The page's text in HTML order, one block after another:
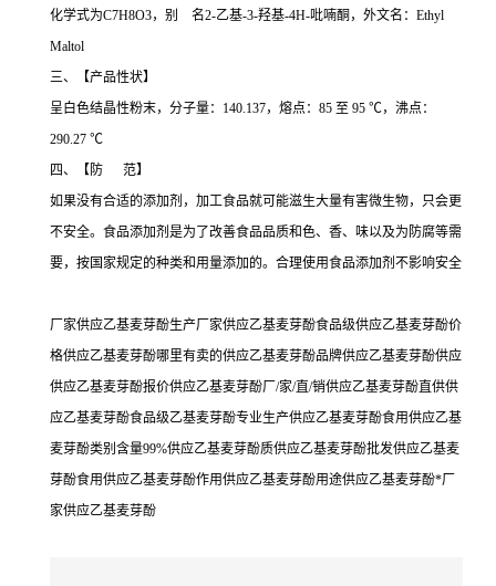
化学式为C7H8O3，别 名2-乙基-3-羟基-4H-吡喃酮，外文名：Ethyl
Maltol
三、【产品性状】
呈白色结晶性粉末，分子量：140.137，熔点：85 至 95 ℃，沸点：
290.27 ℃
四、【防 范】
如果没有合适的添加剂，加工食品就可能滋生大量有害微生物，只会更
不安全。食品添加剂是为了改善食品品质和色、香、味以及为防腐等需
要，按国家规定的种类和用量添加的。合理使用食品添加剂不影响安全
厂家供应乙基麦芽酚生产厂家供应乙基麦芽酚食品级供应乙基麦芽酚价
格供应乙基麦芽酚哪里有卖的供应乙基麦芽酚品牌供应乙基麦芽酚供应
供应乙基麦芽酚报价供应乙基麦芽酚厂/家/直/销供应乙基麦芽酚直供供
应乙基麦芽酚食品级乙基麦芽酚专业生产供应乙基麦芽酚食用供应乙基
麦芽酚类别含量99%供应乙基麦芽酚质供应乙基麦芽酚批发供应乙基麦
芽酚食用供应乙基麦芽酚作用供应乙基麦芽酚用途供应乙基麦芽酚*厂
家供应乙基麦芽酚